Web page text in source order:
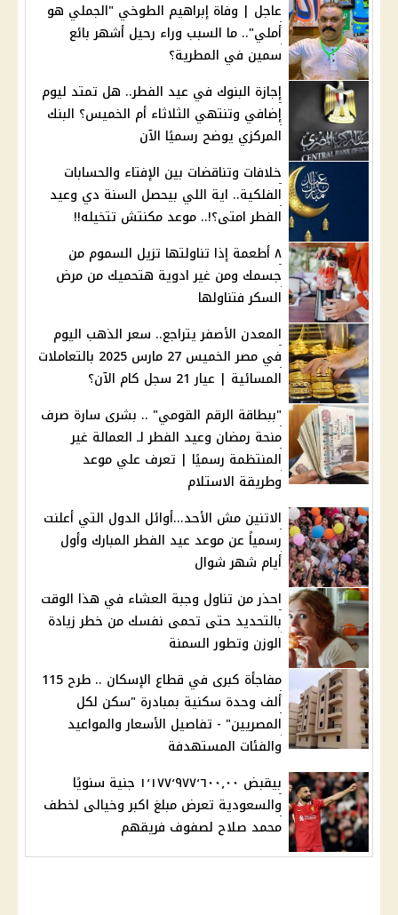
عاجل | وفاة إبراهيم الطوخي "الجملي هو
أملي".. ما السبب وراء رحيل أشهر بائع
سمين في المطرية؟
إجازة البنوك في عيد الفطر.. هل تمتد ليوم
إضافي وتنتهي الثلاثاء أم الخميس؟ البنك
المركزي يوضح رسميًا الآن
خلافات وتناقضات بين الإفتاء والحسابات
الفلكية.. اية اللي بيحصل السنة دي وعيد
الفطر امتى؟!.. موعد مكنتش تتخيله!!
٨ أطعمة إذا تناولتها تزيل السموم من
جسمك ومن غير ادوية هتحميك من مرض
السكر فتناولها
المعدن الأصفر يتراجع.. سعر الذهب اليوم
في مصر الخميس 27 مارس 2025 بالتعاملات
المسائية | عيار 21 سجل كام الآن؟
"ببطاقة الرقم القومي" .. بشرى سارة صرف
منحة رمضان وعيد الفطر لـ العمالة غير
المنتظمة رسميًا | تعرف علي موعد
وطريقة الاستلام
الاتنين مش الأحد...أوائل الدول التي أعلنت
رسمياً عن موعد عيد الفطر المبارك وأول
أيام شهر شوال
احذر من تناول وجبة العشاء في هذا الوقت
بالتحديد حتى تحمى نفسك من خطر زيادة
الوزن وتطور السمنة
مفاجأة كبرى في قطاع الإسكان .. طرح 115
ألف وحدة سكنية بمبادرة "سكن لكل
المصريين" - تفاصيل الأسعار والمواعيد
والفئات المستهدفة
بيقبض ١٬١٧٧٬٩٧٧٬٦٠٠٫٠٠ جنية سنويًا
والسعودية تعرض مبلغ اكبر وخيالى لخطف
محمد صلاح لصفوف فريقهم